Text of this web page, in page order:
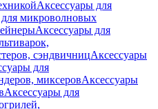
Аксессуары для
микроволновых
Аксессуары для
сэндвичницАксессуары
для
миксеровАксессуары
Аксессуары для